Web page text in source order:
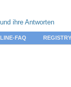
ihre Antworten
FAQ